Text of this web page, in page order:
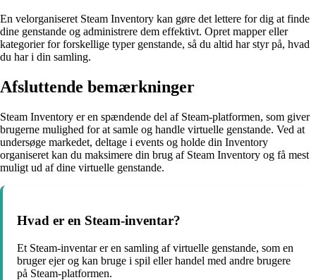
En velorganiseret Steam Inventory kan gøre det lettere for dig at finde
dine genstande og administrere dem effektivt. Opret mapper eller
kategorier for forskellige typer genstande, så du altid har styr på, hvad
du har i din samling.
Afsluttende bemærkninger
Steam Inventory er en spændende del af Steam-platformen, som giver
brugerne mulighed for at samle og handle virtuelle genstande. Ved at
undersøge markedet, deltage i events og holde din Inventory
organiseret kan du maksimere din brug af Steam Inventory og få mest
muligt ud af dine virtuelle genstande.
Hvad er en Steam-inventar?
Et Steam-inventar er en samling af virtuelle genstande, som en
bruger ejer og kan bruge i spil eller handel med andre brugere
på Steam-platformen.